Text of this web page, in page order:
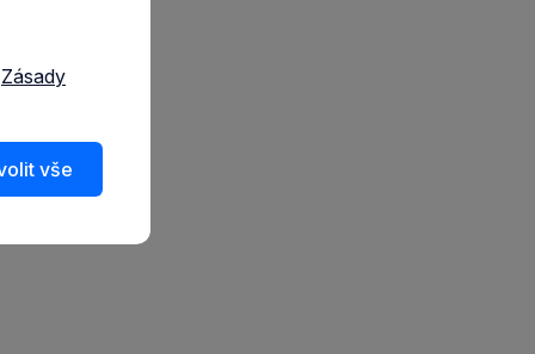
Zásady
vše